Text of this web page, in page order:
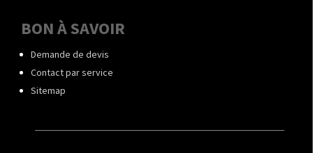
BON À SAVOIR
Demande de devis
Contact par service
Sitemap